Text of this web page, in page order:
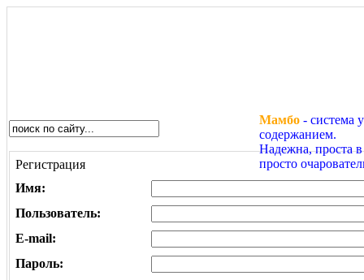
Мамбо - система
содержанием.
Надежна, проста
просто
Регистрация
Имя:
Пользователь:
E-mail:
Пароль: